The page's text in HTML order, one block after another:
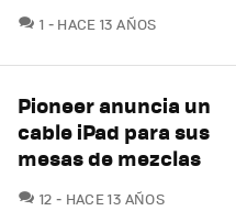
1 COMENTARIOS
HACE 13 AÑOS
Pioneer anuncia un
cable iPad para sus
mesas de mezclas
12 COMENTARIOS
HACE 13 AÑOS